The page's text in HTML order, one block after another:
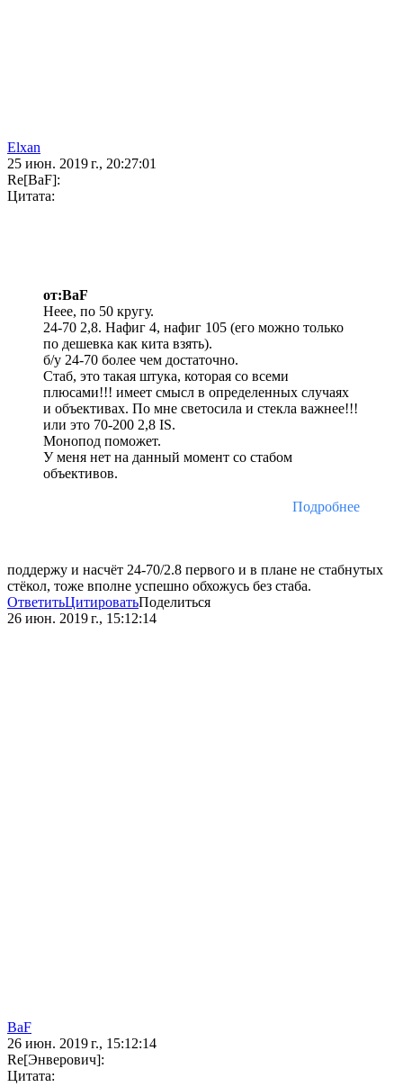
Elxan
25 июн. 2019 г., 20:27:01
Re[BaF]:
Цитата:
от:BaF
Неее, по 50 кругу.
24-70 2,8. Нафиг 4, нафиг 105 (его можно только
по дешевка как кита взять).
б/у 24-70 более чем достаточно.
Стаб, это такая штука, которая со всеми
плюсами!!! имеет смысл в определенных случаях
и объективах. По мне светосила и стекла важнее!!!
или это 70-200 2,8 IS.
Монопод поможет.
У меня нет на данный момент со стабом
объективов.
Подробнее
поддержу и насчёт 24-70/2.8 первого и в плане не стабнутых
стёкол, тоже вполне успешно обхожусь без стаба.
ОтветитьЦитироватьПоделиться
26 июн. 2019 г., 15:12:14
BaF
26 июн. 2019 г., 15:12:14
Re[Энверович]:
Цитата: